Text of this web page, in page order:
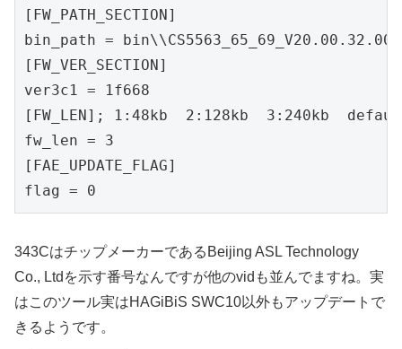
[FW_PATH_SECTION]
bin_path =
[FW_VER_SECTION]
ver3c1 = 1f668
[FW_LEN]; 1:48kb  2:128kb  3:240kb
fw_len = 3
[FAE_UPDATE_FLAG]
flag = 0
343CはチップメーカーであるBeijing ASL Technology
Co., Ltdを示す番号なんですが他のvidも並んでますね。実
はこのツール実はHAGiBiS SWC10以外もアップデートで
きるようです。